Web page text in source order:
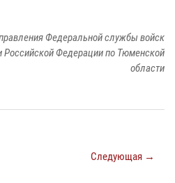
Федеральной службы войск
Российской Федерации по Тюменской
области
Следующая →